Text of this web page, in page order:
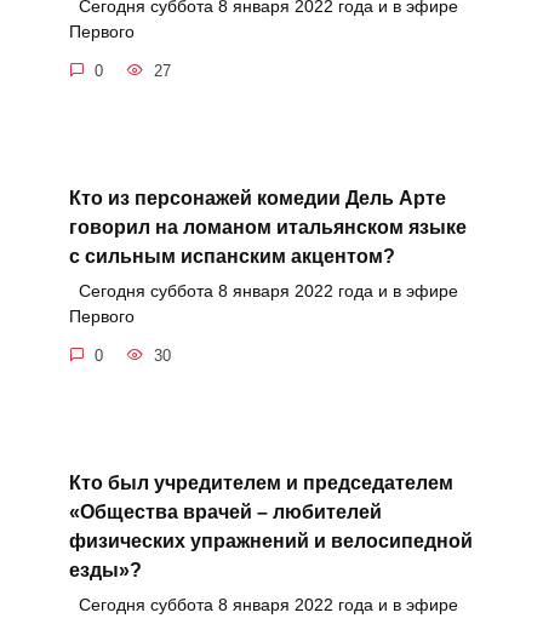
Сегодня суббота 8 января 2022 года и в эфире
Первого
0 27
Кто из персонажей комедии Дель Арте
говорил на ломаном итальянском языке
с сильным испанским акцентом?
Сегодня суббота 8 января 2022 года и в эфире
Первого
0 30
Кто был учредителем и председателем
«Общества врачей – любителей
физических упражнений и велосипедной
езды»?
Сегодня суббота 8 января 2022 года и в эфире